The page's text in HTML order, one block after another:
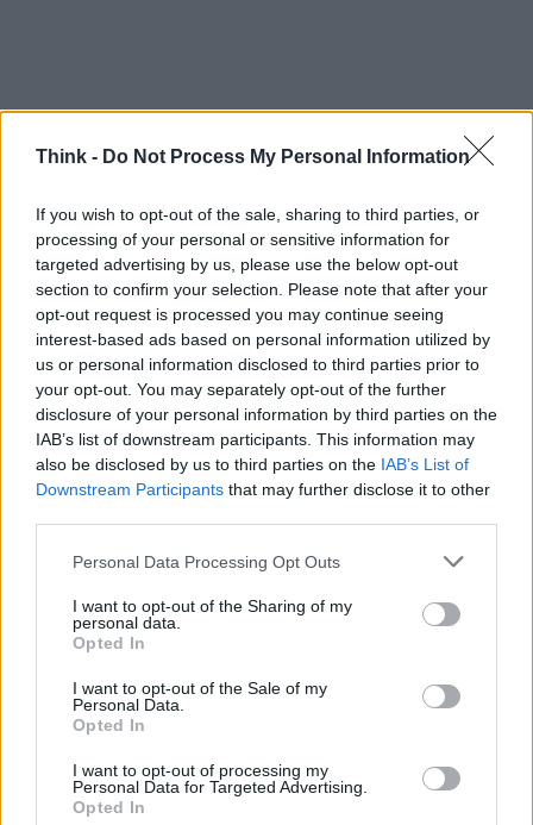
Think - Do Not Process My Personal Information
If you wish to opt-out of the sale, sharing to third parties, or
processing of your personal or sensitive information for
targeted advertising by us, please use the below opt-out
section to confirm your selection. Please note that after your
opt-out request is processed you may continue seeing
interest-based ads based on personal information utilized by
us or personal information disclosed to third parties prior to
your opt-out. You may separately opt-out of the further
disclosure of your personal information by third parties on the
IAB’s list of downstream participants. This information may
also be disclosed by us to third parties on the IAB’s List of
Downstream Participants that may further disclose it to other
Please note that this website/app uses one or more Google
not limited to your visit or usage behaviour. You may click to
grant or deny consent to Google and its third-party tags to
use your data for below specified purposes in below Google
consent section.
Personal Data Processing Opt Outs
I want to opt-out of the Sharing of my
personal data.
Opted In
I want to opt-out of the Sale of my
Personal Data.
Opted In
I want to opt-out of processing my
Personal Data for Targeted Advertising.
Opted In
In conclusione, le novità presentate da NVIDIA non
sono solo un passo avanti, ma un vero e proprio
balzo nel futuro dell’intelligenza artificiale. Non
perdere l’occasione di rimanere aggiornato su
queste incredibili innovazioni che stanno già
cambiando il mondo!
AUTORE
Staff